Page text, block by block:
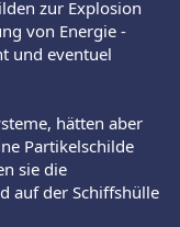
zur Explosion
von Energie -
und eventuel
hätten aber
Partikelschilde
sie die
auf der Schiffshülle